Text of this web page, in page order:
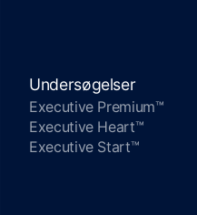
Undersøgelser
Executive Premium™
Executive Heart™
Executive Start™